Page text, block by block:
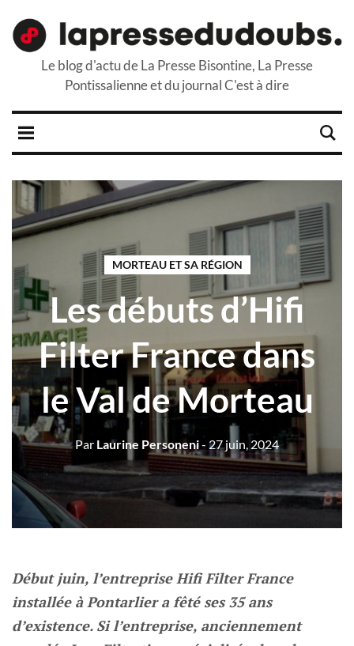
Le blog d'actu de La Presse Bisontine, La Presse
Pontissalienne et du journal C'est à dire
MORTEAU ET SA RÉGION
Les débuts d’Hifi
Filter France dans
le Val de Morteau
Par Laurine Personeni- 27 juin, 2024
Début juin, l’entreprise Hifi Filter France
installée à Pontarlier a fêté ses 35 ans
d’existence. Si l’entreprise, anciennement